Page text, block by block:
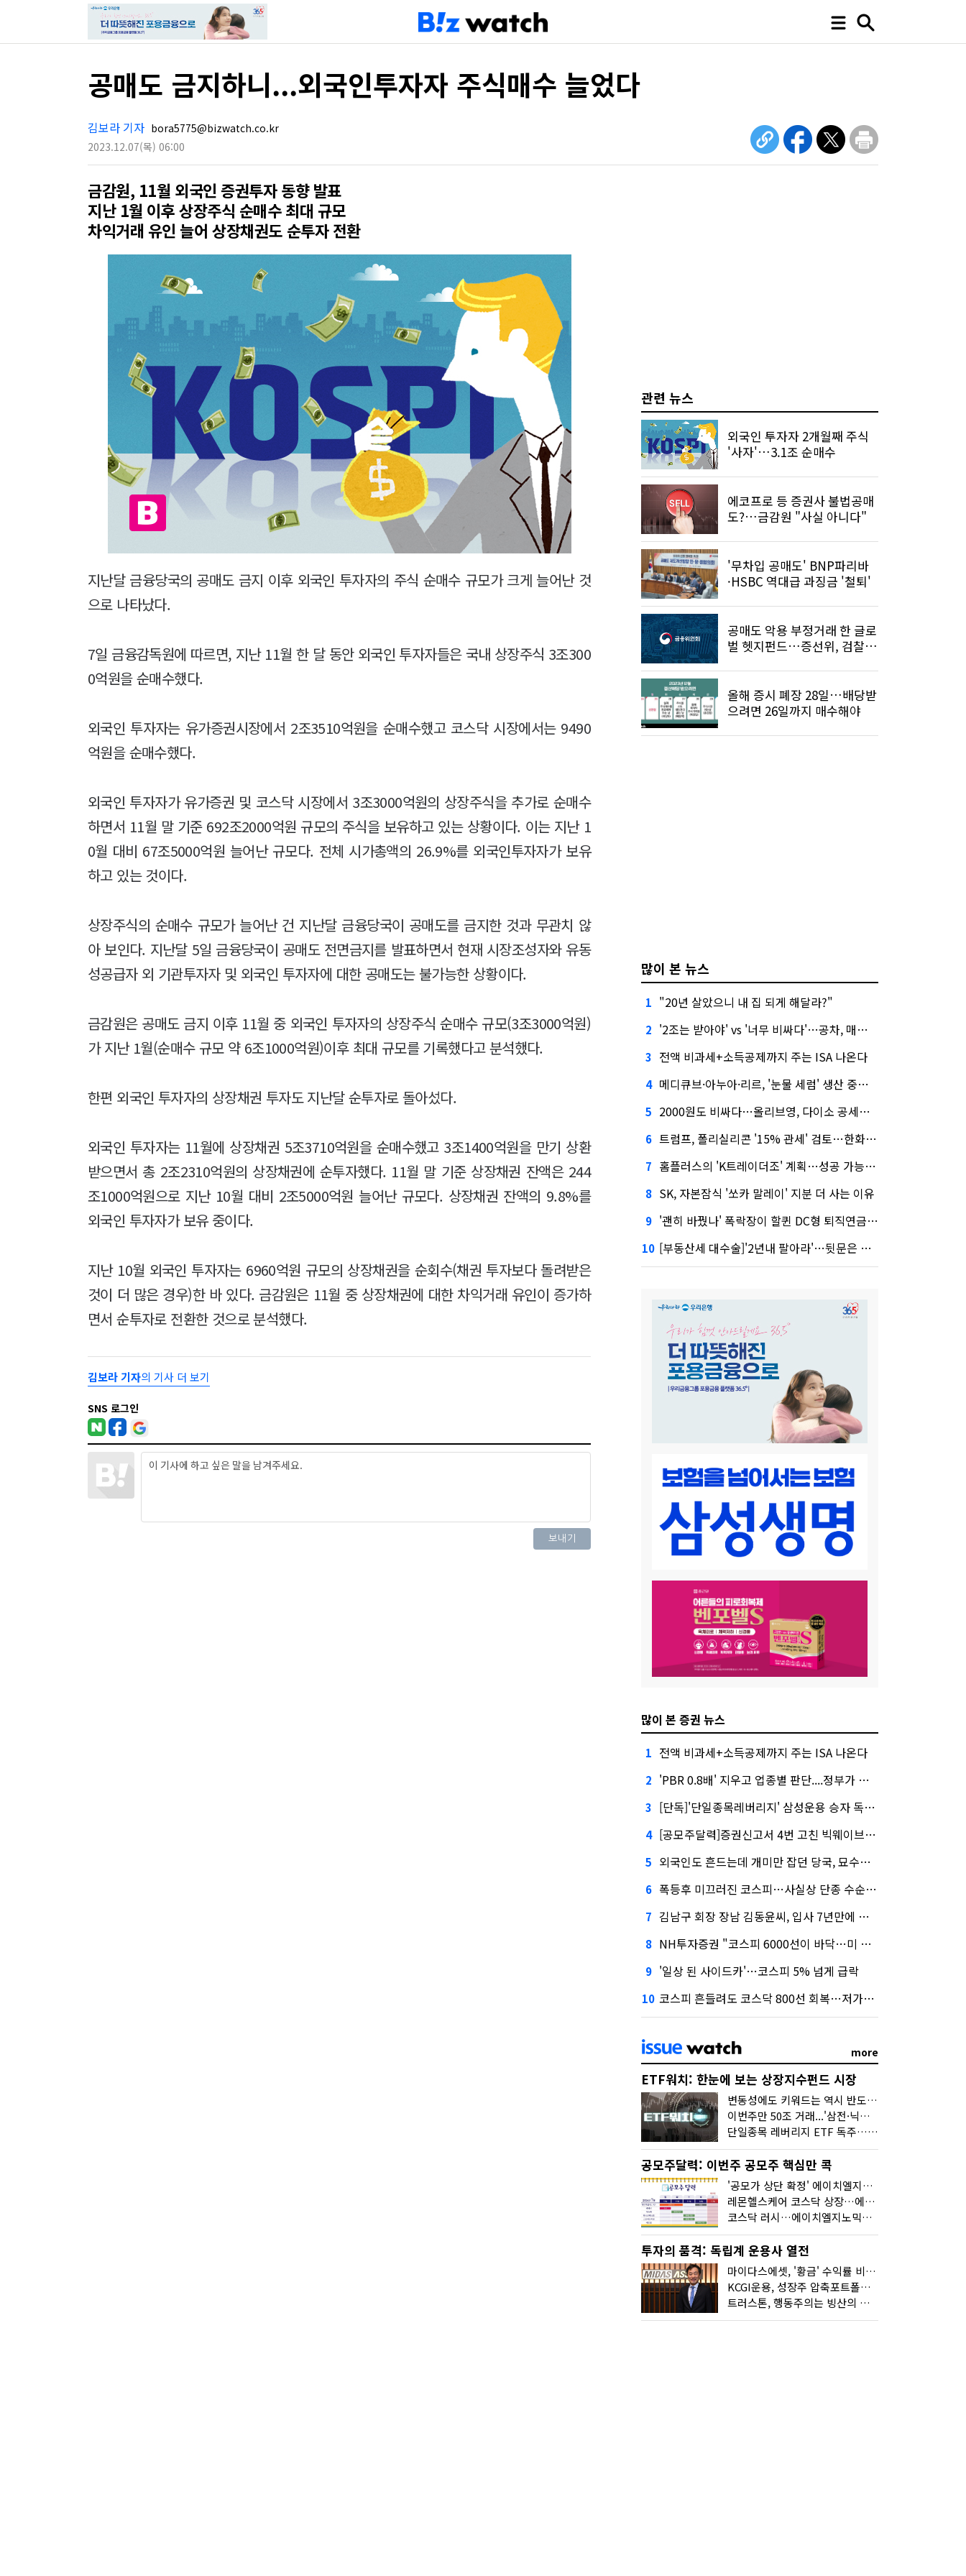
공매도 금지하니...외국인투자자 주식매수 늘었다
김보라 기자 bora5775@bizwatch.co.kr
2023.12.07(목) 06:00
금감원, 11월 외국인 증권투자 동향 발표
지난 1월 이후 상장주식 순매수 최대 규모
차익거래 유인 늘어 상장채권도 순투자 전환
지난달 금융당국의 공매도 금지 이후 외국인 투자자의 주식 순매수 규모가 크게 늘어난 것
으로 나타났다.
7일 금융감독원에 따르면, 지난 11월 한 달 동안 외국인 투자자들은 국내 상장주식 3조300
0억원을 순매수했다.
외국인 투자자는 유가증권시장에서 2조3510억원을 순매수했고 코스닥 시장에서는 9490
억원을 순매수했다.
외국인 투자자가 유가증권 및 코스닥 시장에서 3조3000억원의 상장주식을 추가로 순매수
하면서 11월 말 기준 692조2000억원 규모의 주식을 보유하고 있는 상황이다. 이는 지난 1
0월 대비 67조5000억원 늘어난 규모다. 전체 시가총액의 26.9%를 외국인투자자가 보유
하고 있는 것이다.
상장주식의 순매수 규모가 늘어난 건 지난달 금융당국이 공매도를 금지한 것과 무관치 않
아 보인다. 지난달 5일 금융당국이 공매도 전면금지를 발표하면서 현재 시장조성자와 유동
성공급자 외 기관투자자 및 외국인 투자자에 대한 공매도는 불가능한 상황이다.
금감원은 공매도 금지 이후 11월 중 외국인 투자자의 상장주식 순매수 규모(3조3000억원)
가 지난 1월(순매수 규모 약 6조1000억원)이후 최대 규모를 기록했다고 분석했다.
한편 외국인 투자자의 상장채권 투자도 지난달 순투자로 돌아섰다.
외국인 투자자는 11월에 상장채권 5조3710억원을 순매수했고 3조1400억원을 만기 상환
받으면서 총 2조2310억원의 상장채권에 순투자했다. 11월 말 기준 상장채권 잔액은 244
조1000억원으로 지난 10월 대비 2조5000억원 늘어난 규모다. 상장채권 잔액의 9.8%를
외국인 투자자가 보유 중이다.
지난 10월 외국인 투자자는 6960억원 규모의 상장채권을 순회수(채권 투자보다 돌려받은
것이 더 많은 경우)한 바 있다. 금감원은 11월 중 상장채권에 대한 차익거래 유인이 증가하
면서 순투자로 전환한 것으로 분석했다.
김보라 기자의 기사 더 보기
SNS 로그인
관련 뉴스
외국인 투자자 2개월째 주식
'사자'…3.1조 순매수
에코프로 등 증권사 불법공매
도?…금감원 "사실 아니다"
'무차입 공매도' BNP파리바
·HSBC 역대급 과징금 '철퇴'
공매도 악용 부정거래 한 글로
벌 헷지펀드…증선위, 검찰
올해 증시 폐장 28일…배당받
으려면 26일까지 매수해야
많이 본 뉴스
1 "20년 살았으니 내 집 되게 해달라?"
2 '2조는 받아야' vs '너무 비싸다'…공차, 매각 성공할까
3 전액 비과세+소득공제까지 주는 ISA 나온다
4 메디큐브·아누아·리르, '눈물 세럼' 생산 중단한다
5 2000원도 비싸다…올리브영, 다이소 공세에 '가성비'로 맞불
6 트럼프, 폴리실리콘 '15% 관세' 검토…한화큐셀·OCI 영향은?
7 홈플러스의 'K트레이더조' 계획…성공 가능성은 '글쎄'
8 SK, 자본잠식 '쏘카 말레이' 지분 더 사는 이유
9 '괜히 바꿨나' 폭락장이 할퀸 DC형 퇴직연금…전문가 조언은
10 [부동산세 대수술]'2년내 팔아라'…뒷문은 열었다
많이 본 증권 뉴스
1 전액 비과세+소득공제까지 주는 ISA 나온다
2 'PBR 0.8배' 지우고 업종별 판단....정부가 제시한 '주가 누르기' 방지법
3 [단독]'단일종목레버리지' 삼성운용 승자 독식...운용수익 미래에셋의 6배
4 [공모주달력]증권신고서 4번 고친 빅웨이브로보틱스, 수요예측
5 외국인도 흔드는데 개미만 잡던 당국, 묘수는 과다호가부담금?
6 폭등후 미끄러진 코스피…사실상 단종 수순 밟는 '단종레'
7 김남구 회장 장남 김동윤씨, 입사 7년만에 한투증권 임원 승진
8 NH투자증권 "코스피 6000선이 바닥…미 금리 안정 후 추가 회복"
9 '일상 된 사이드카'…코스피 5% 넘게 급락
10 코스피 흔들려도 코스닥 800선 회복…저가매수세 유입
more
ETF워치: 한눈에 보는 상장지수펀드 시장
변동성에도 키워드는 역시 반도체…신상품은 우주·방산
이번주만 50조 거래...'삼전·닉스 레버리지' 수익률은 -30%
단일종목 레버리지 ETF 독주…'증시 블랙홀'
공모주달력: 이번주 공모주 핵심만 콕
'공모가 상단 확정' 에이치엘지노믹스 청약
레몬헬스케어 코스닥 상장…에이치엘지노믹스 수요예측
코스닥 러시…에이치엘지노믹스 수요예측·레메디 청약
투자의 품격: 독립계 운용사 열전
마이다스에셋, '황금' 수익률 비결은 '꾸준함'
KCGI운용, 성장주 압축포트폴리오로 새 길을 그리다
트러스톤, 행동주의는 빙산의 일각...진정한 힘은 '주식형 강자'